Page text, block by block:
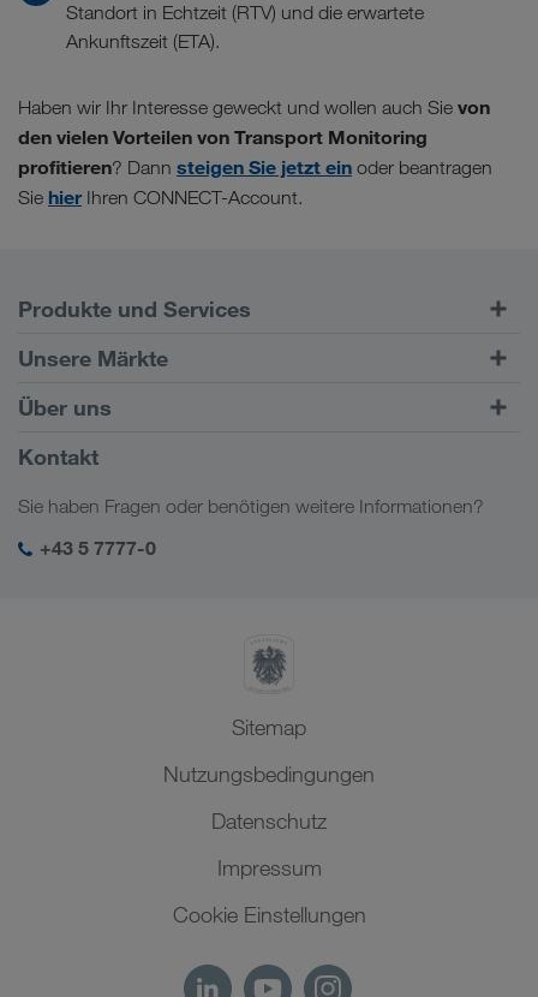
Standort in Echtzeit (RTV) und die erwartete
Ankunftszeit (ETA).
Haben wir Ihr Interesse geweckt und wollen auch Sie von
den vielen Vorteilen von Transport Monitoring
profitieren? Dann steigen Sie jetzt ein oder beantragen
Sie hierIhren CONNECT-Account.
Produkte und Services
Straßentransporte
Kundenportal CONNECT
Digitale Lösungen
Branchenlösungen
Unsere Märkte
Europa
Kaukasus
Zentralasien
Naher Osten
Über uns
Firmeninformation
Soziale Verantwortung
SHEQ-Management
Kontakt
Sie haben Fragen oder benötigen weitere Informationen?
+43 5 7777-0
Sitemap
Nutzungsbedingungen
Datenschutz
Impressum
Cookie Einstellungen